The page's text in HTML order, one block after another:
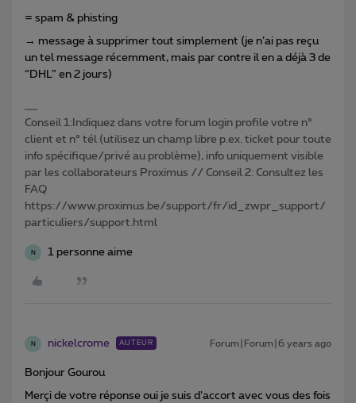
= spam & phisting
→ message à supprimer tout simplement (je n’ai pas reçu
un tel message récemment, mais par contre il en a déjà 3 de
“DHL” en 2 jours)
Conseil 1:Indiquez dans votre forum login profile votre n°
client et n° tél (utilisez un champ libre p.ex. ticket pour toute
info spécifique/privé au problème), info uniquement visible
par les collaborateurs Proximus // Conseil 2: Consultez les
FAQ
https://www.proximus.be/support/fr/id_zwpr_support/
particuliers/support.html
N 1 personne aime
N nickelcrome AUTEUR Forum|Forum|6 years ago
Bonjour Gourou
Merçi de votre réponse oui je suis d’accort avec vous des fois